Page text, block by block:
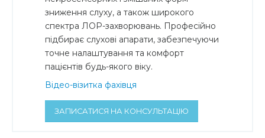
зниження слуху, а також широкого
спектра ЛОР-захворювань. Професійно
підбирає слухові апарати, забезпечуючи
точне налаштування та комфорт
пацієнтів будь-якого віку.
Відео-візитка фахівця
ЗАПИСАТИСЯ НА КОНСУЛЬТАЦІЮ